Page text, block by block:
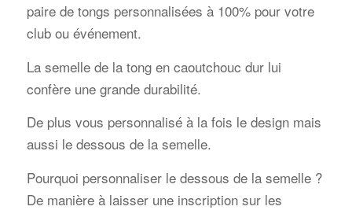
paire de tongs personnalisées à 100% pour votre
club ou événement.
La semelle de la tong en caoutchouc dur lui
confère une grande durabilité.
De plus vous personnalisé à la fois le design mais
aussi le dessous de la semelle.
Pourquoi personnaliser le dessous de la semelle ?
De manière à laisser une inscription sur les